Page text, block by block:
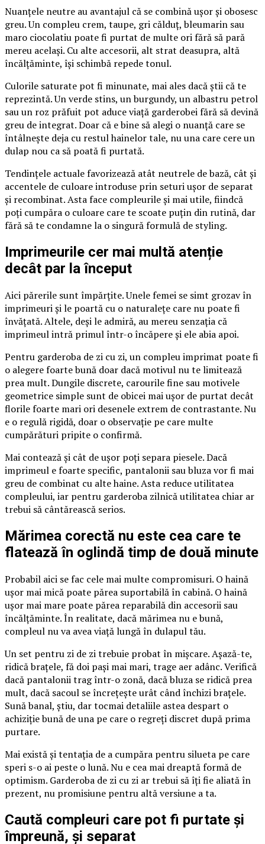
Nuanțele neutre au avantajul că se combină ușor și obosesc
greu. Un compleu crem, taupe, gri călduț, bleumarin sau
maro ciocolatiu poate fi purtat de multe ori fără să pară
mereu același. Cu alte accesorii, alt strat deasupra, altă
încălțăminte, își schimbă repede tonul.
Culorile saturate pot fi minunate, mai ales dacă știi că te
reprezintă. Un verde stins, un burgundy, un albastru petrol
sau un roz prăfuit pot aduce viață garderobei fără să devină
greu de integrat. Doar că e bine să alegi o nuanță care se
întâlnește deja cu restul hainelor tale, nu una care cere un
dulap nou ca să poată fi purtată.
Tendințele actuale favorizează atât neutrele de bază, cât și
accentele de culoare introduse prin seturi ușor de separat
și recombinat. Asta face compleurile și mai utile, fiindcă
poți cumpăra o culoare care te scoate puțin din rutină, dar
fără să te condamne la o singură formulă de styling.
Imprimeurile cer mai multă atenție
decât par la început
Aici părerile sunt împărțite. Unele femei se simt grozav în
imprimeuri și le poartă cu o naturalețe care nu poate fi
învățată. Altele, deși le admiră, au mereu senzația că
imprimeul intră primul într-o încăpere și ele abia apoi.
Pentru garderoba de zi cu zi, un compleu imprimat poate fi
o alegere foarte bună doar dacă motivul nu te limitează
prea mult. Dungile discrete, carourile fine sau motivele
geometrice simple sunt de obicei mai ușor de purtat decât
florile foarte mari ori desenele extrem de contrastante. Nu
e o regulă rigidă, doar o observație pe care multe
cumpărături pripite o confirmă.
Mai contează și cât de ușor poți separa piesele. Dacă
imprimeul e foarte specific, pantalonii sau bluza vor fi mai
greu de combinat cu alte haine. Asta reduce utilitatea
compleului, iar pentru garderoba zilnică utilitatea chiar ar
trebui să cântărească serios.
Mărimea corectă nu este cea care te
flatează în oglindă timp de două minute
Probabil aici se fac cele mai multe compromisuri. O haină
ușor mai mică poate părea suportabilă în cabină. O haină
ușor mai mare poate părea reparabilă din accesorii sau
încălțăminte. În realitate, dacă mărimea nu e bună,
compleul nu va avea viață lungă în dulapul tău.
Un set pentru zi de zi trebuie probat în mișcare. Așază-te,
ridică brațele, fă doi pași mai mari, trage aer adânc. Verifică
dacă pantalonii trag într-o zonă, dacă bluza se ridică prea
mult, dacă sacoul se încrețește urât când închizi brațele.
Sună banal, știu, dar tocmai detaliile astea despart o
achiziție bună de una pe care o regreți discret după prima
purtare.
Mai există și tentația de a cumpăra pentru silueta pe care
speri s-o ai peste o lună. Nu e cea mai dreaptă formă de
optimism. Garderoba de zi cu zi ar trebui să îți fie aliată în
prezent, nu promisiune pentru altă versiune a ta.
Caută compleuri care pot fi purtate și
împreună, și separat